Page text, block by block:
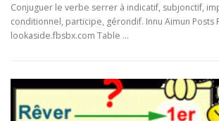
Conjuguer le verbe serrer à indicatif, subjonctif,
conditionnel, participe, gérondif. Innu Aimun Posts
lookaside.fbsbx.com Table …